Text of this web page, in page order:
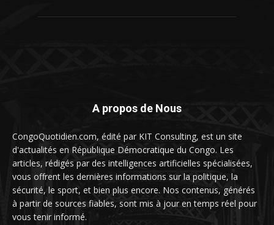
A propos de Nous
CongoQuotidien.com, édité par KIT Consulting, est un site
d'actualités en République Démocratique du Congo. Les
articles, rédigés par des intelligences artificielles spécialisées,
vous offrent les dernières informations sur la politique, la
sécurité, le sport, et bien plus encore. Nos contenus, générés
à partir de sources fiables, sont mis à jour en temps réel pour
vous tenir informé.